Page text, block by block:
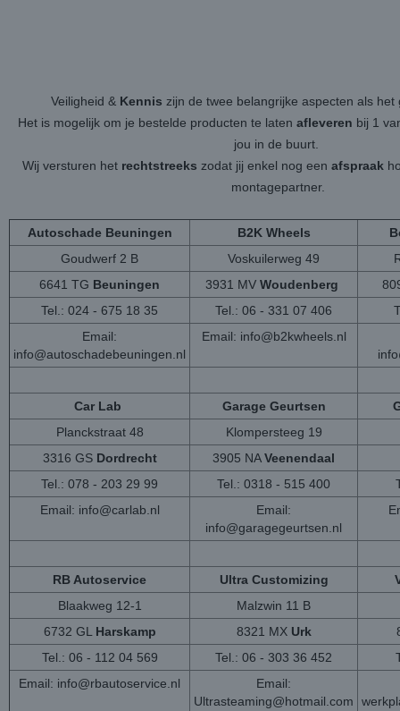
Veiligheid & Kennis zijn de twee belangrijke aspecten als
Het is mogelijk om je bestelde producten te laten afleveren bij 1
jou in de buurt.
Wij versturen het rechtstreeks zodat jij enkel nog een afspraak
montagepartner.
Autoschade Beuningen B2K Wheels
Goudwerf 2 B
Voskuilerweg 49
6641 TG Beuningen 3931 MV Woudenberg
Tel.: 024 - 675 18 35
Tel.: 06 - 331 07 406
Email:
info@autoschadebeuningen.nl
Email: info@b2kwheels.nl
Car Lab Garage Geurtsen
Planckstraat 48
Klompersteeg 19
3316 GS Dordrecht 3905 NAVeenendaal
Tel.: 078 - 203 29 99
Tel.: 0318 - 515 400
Email: info@carlab.nl
Email:
info@garagegeurtsen.nl
RB Autoservice Ultra Customizing
Blaakweg 12-1
Malzwin 11 B
6732 GL Harskamp 8321 MX Urk
Tel.: 06 - 112 04 569
Tel.: 06 - 303 36 452
Email: info@rbautoservice.nl
Email:
Ultrasteaming@hotmail.com